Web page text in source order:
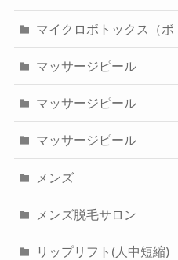
マイクロボトックス（ボ
マッサージピール
マッサージピール
マッサージピール
メンズ
メンズ脱毛サロン
リップリフト(人中短縮)